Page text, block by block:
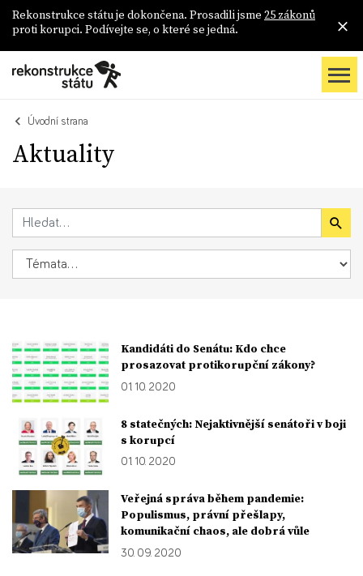
Rekonstrukce státu je dokončena. Prosadili jsme 25 zákonů
proti korupci. Podívejte se, o které se jedná.
Úvodní strana
Aktuality
Kandidáti do Senátu: Kdo chce
prosazovat protikorupční zákony?
01. 10. 2020
8 statečných: Nejaktivnější senátoři v boji
s korupcí
01. 10. 2020
Veřejná správa během pandemie:
Populismus, právní přešlapy,
komunikační chaos, ale dobrá vůle
30. 09. 2020